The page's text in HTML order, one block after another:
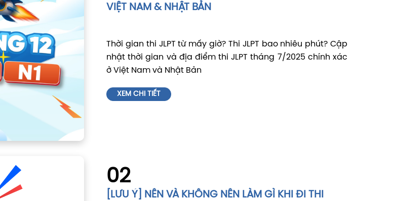
VIỆT NAM & NHẬT BẢN
Thời gian thi JLPT từ mấy giờ? Thi JLPT bao nhiêu phút? Cập
nhật thời gian và địa điểm thi JLPT tháng 7/2025 chính xác
ở Việt Nam và Nhật Bản
XEM CHI TIẾT
02
[LƯU Ý] NÊN VÀ KHÔNG NÊN LÀM GÌ KHI ĐI THI